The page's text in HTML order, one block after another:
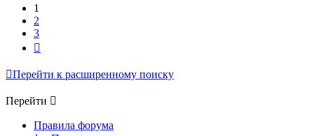
1
2
3
Перейти к расширенному поиску
Перейти
Правила форума